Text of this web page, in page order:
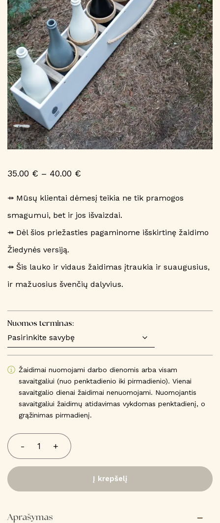
35.00 € – 40.00 €
35.00 €
through
40.00 €
⤀ Mūsų klientai dėmesį teikia ne tik pramogos
smagumui, bet ir jos išvaizdai.
⤀ Dėl šios priežasties pagaminome išskirtinę žaidimo
Žiedynės versiją.
⤀ Šis lauko ir vidaus žaidimas įtraukia ir suaugusius,
ir mažuosius švenčių dalyvius.
Nuomos terminas:
Žaidimai nuomojami darbo dienomis arba visam
savaitgaliui (nuo penktadienio iki pirmadienio). Vienai
savaitgalio dienai žaidimai nenuomojami. Nuomojantis
savaitgaliui žaidimų atidavimas vykdomas penktadienį, o
grąžinimas pirmadienį.
-
produkto
kiekis:+
Į krepšelį
Aprašymas